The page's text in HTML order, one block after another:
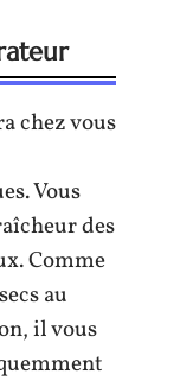
chez vous
Vous
des
Comme
au
il vous